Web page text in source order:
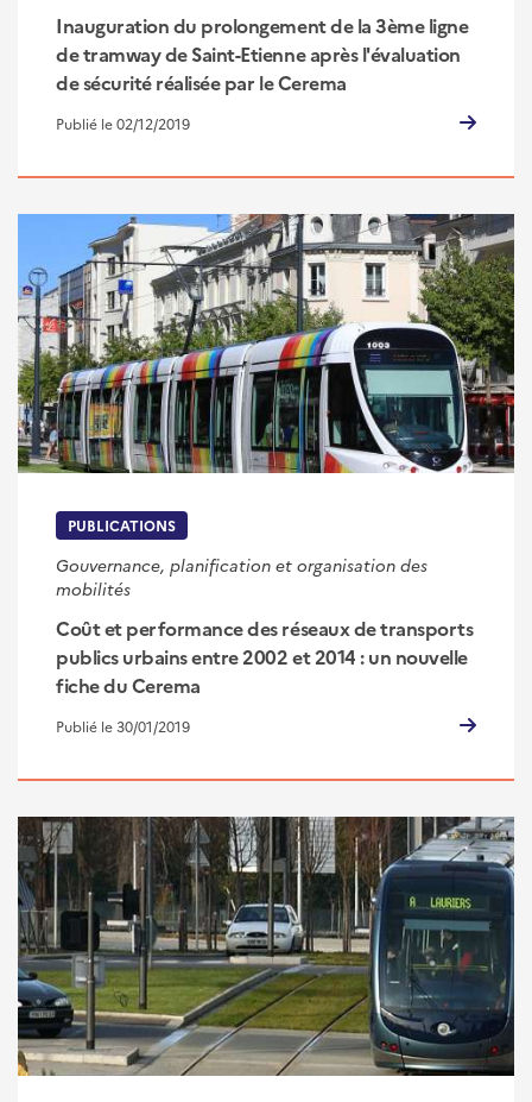
Inauguration du prolongement de la 3ème ligne
de tramway de Saint-Etienne après l'évaluation
de sécurité réalisée par le Cerema
Publié le 02/12/2019
PUBLICATIONS
Gouvernance, planification et organisation des
mobilités
Coût et performance des réseaux de transports
publics urbains entre 2002 et 2014 : un nouvelle
fiche du Cerema
Publié le 30/01/2019